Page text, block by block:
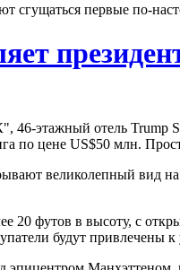
сгущаться первые по-
этажный отель Trump
по цене US$50 млн.
великолепный вид
20 футов в высоту, с
будут привлечены